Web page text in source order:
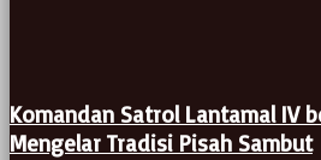
Komandan Satrol Lantamal IV
Mengelar Tradisi Pisah Sambut